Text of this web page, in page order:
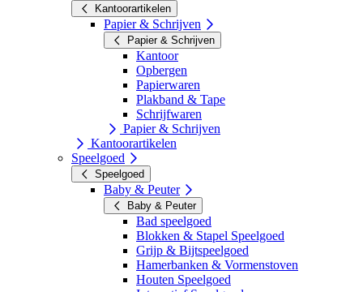
Kantoorartikelen
Papier & Schrijven
Papier & Schrijven
Kantoor
Opbergen
Papierwaren
Plakband & Tape
Schrijfwaren
Papier & Schrijven
Kantoorartikelen
Speelgoed
Speelgoed
Baby & Peuter
Baby & Peuter
Bad speelgoed
Blokken & Stapel Speelgoed
Grijp & Bijtspeelgoed
Hamerbanken & Vormenstoven
Houten Speelgoed